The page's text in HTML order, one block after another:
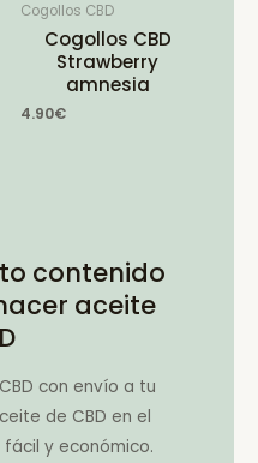
Cogollos CBD
Cogollos CBD
Strawberry
amnesia
4.90€
contenido
aceite
con envío a tu
de CBD en el
y económico.